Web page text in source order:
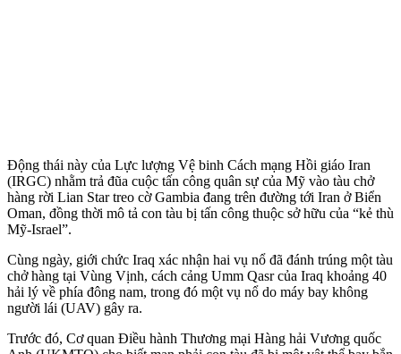
Động thái này của Lực lượng Vệ binh Cách mạng Hồi giáo Iran
(IRGC) nhằm trả đũa cuộc tấn công quân sự của Mỹ vào tàu chở
hàng rời Lian Star treo cờ Gambia đang trên đường tới Iran ở Biển
Oman, đồng thời mô tả con tàu bị tấn công thuộc sở hữu của “kẻ thù
Mỹ-Israel”.
Cùng ngày, giới chức Iraq xác nhận hai vụ nổ đã đánh trúng một tàu
chở hàng tại Vùng Vịnh, cách cảng Umm Qasr của Iraq khoảng 40
hải lý về phía đông nam, trong đó một vụ nổ do máy bay không
người lái (UAV) gây ra.
Trước đó, Cơ quan Điều hành Thương mại Hàng hải Vương quốc